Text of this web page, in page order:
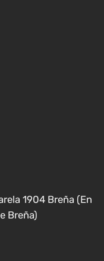
1904 Breña (En
Breña)